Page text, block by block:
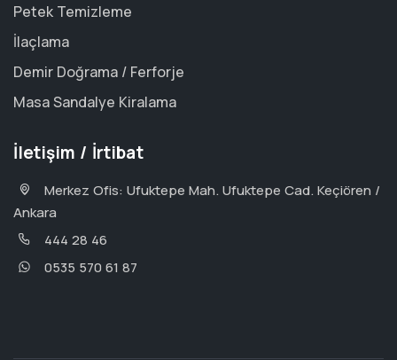
Petek Temizleme
İlaçlama
Demir Doğrama / Ferforje
Masa Sandalye Kiralama
İletişim / İrtibat
Merkez Ofis: Ufuktepe Mah. Ufuktepe Cad. Keçiören /
Ankara
444 28 46
0535 570 61 87